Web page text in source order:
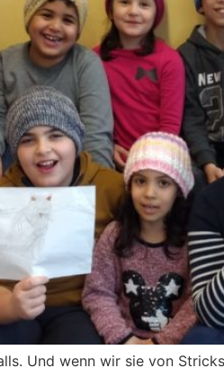
Und wenn wir sie von